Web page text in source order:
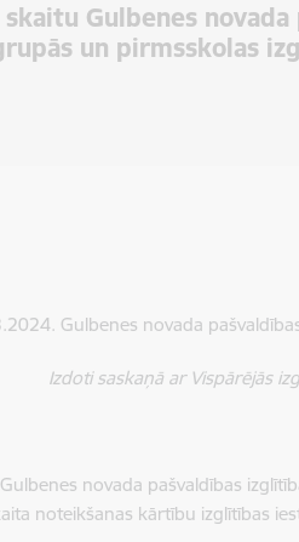
Gulbenes
un pirmsskolas
Gulbenes novada
Izdoti saskaņā ar Vispārējās
novada pašvaldības
noteikšanas kārtību izglītības